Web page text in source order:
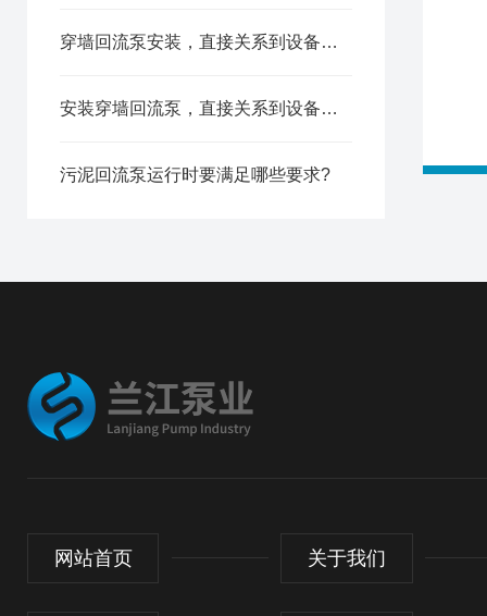
穿墙回流泵安装，直接关系到设备能不能安全高效地长期运行
安装穿墙回流泵，直接关系到设备能不能安全高效地长期运行
污泥回流泵运行时要满足哪些要求?
网站首页 关于我们